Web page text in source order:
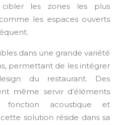
les zones les plus
les espaces ouverts
dans une grande variété
permettant de les intégrer
du restaurant. Des
même servir d’éléments
fonction acoustique et
solution réside dans sa